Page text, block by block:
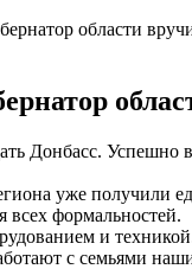
области
Донбасс. Успешно
уже получили
всех формальностей.
и
с семьями